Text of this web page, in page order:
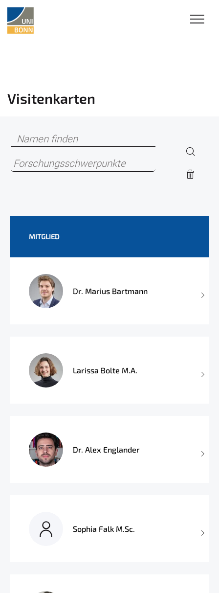
Visitenkarten
MITGLIED
Dr. Marius Bartmann
Larissa Bolte M.A.
Dr. Alex Englander
Sophia Falk M.Sc.